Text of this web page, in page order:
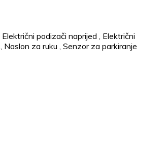
Električni podizači naprijed , Električni
, Naslon za ruku , Senzor za parkiranje